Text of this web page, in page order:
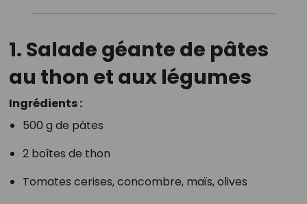
1. Salade géante de pâtes
au thon et aux légumes
Ingrédients :
500 g de pâtes
2 boîtes de thon
Tomates cerises, concombre, maïs, olives